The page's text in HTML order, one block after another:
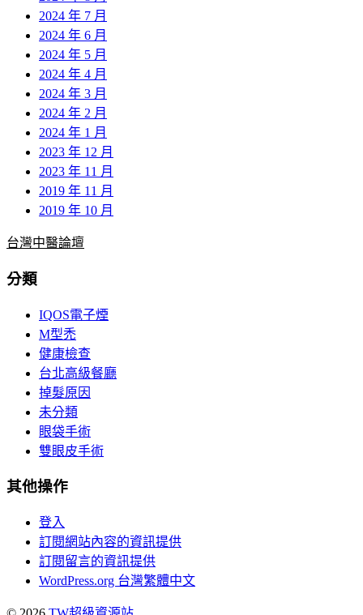
2024 年 7 月
2024 年 6 月
2024 年 5 月
2024 年 4 月
2024 年 3 月
2024 年 2 月
2024 年 1 月
2023 年 12 月
2023 年 11 月
2019 年 11 月
2019 年 10 月
台灣中醫論壇
分類
IQOS電子煙
M型禿
健康檢查
台北高級餐廳
掉髮原因
未分類
眼袋手術
雙眼皮手術
其他操作
登入
訂閱網站內容的資訊提供
訂閱留言的資訊提供
WordPress.org 台灣繁體中文